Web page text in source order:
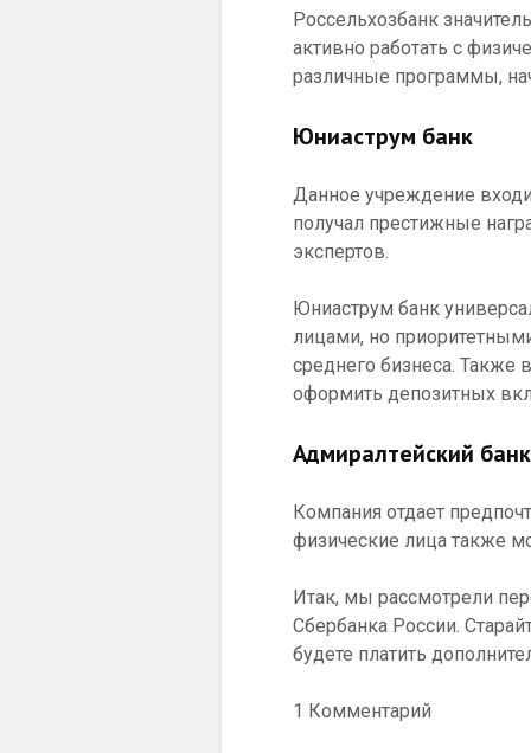
Россельхозбанк
активно работать с
различные программы,
Юниаструм банк
Данное учреждение
получал престижные
экспертов.
Юниаструм банк
лицами, но
среднего бизнеса.
оформить депозитных
Адмиралтейский банк
Компания отдает
физические лица также
Итак, мы рассмотрели
Сбербанка России.
будете платить
1 Комментарий